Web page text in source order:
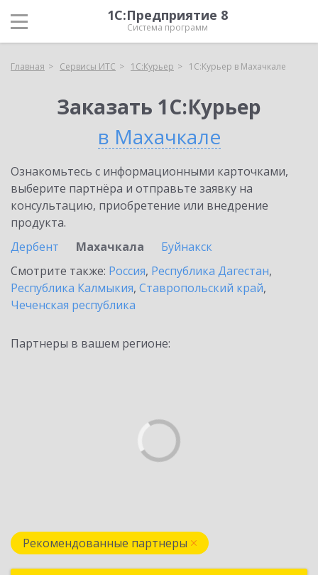
1С:Предприятие 8
Система программ
Главная Сервисы ИТС 1С:Курьер 1С:Курьер в Махачкале
Заказать 1С:Курьер
в Махачкале
Ознакомьтесь с информационными карточками,
выберите партнёра и отправьте заявку на
консультацию, приобретение или внедрение
продукта.
Дербент
Махачкала
Буйнакск
Смотрите также: Россия, Республика Дагестан,
Республика Калмыкия, Ставропольский край,
Чеченская республика
Партнеры в вашем регионе:
Рекомендованные партнеры